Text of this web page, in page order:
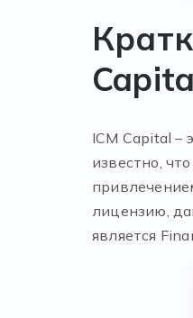
ICM Capital –
известно,
лицензию,
является